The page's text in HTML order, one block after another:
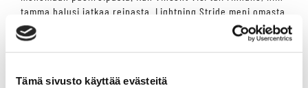
Tämä sivusto käyttää evästeitä
tamma halusi jatkaa reipasta. Lightning Stride meni omasta
halustaan voittoon. Voittotulos oli kova, Raitala totesi.
Kriterium-voittaja God Hyperion oli vakuuttava neljännessä
toisessa ulkona. Timo Korvenheimon valmentama God